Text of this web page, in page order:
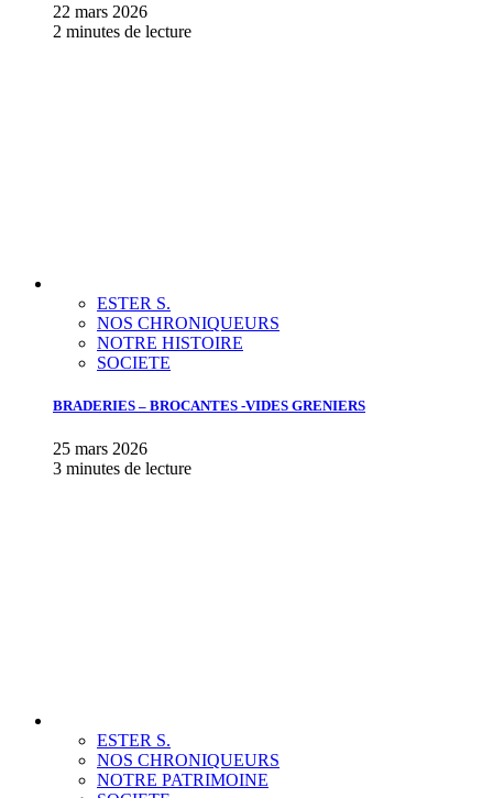
22 mars 2026
2 minutes de lecture
ESTER S.
NOS CHRONIQUEURS
NOTRE HISTOIRE
SOCIETE
BRADERIES – BROCANTES -VIDES GRENIERS
25 mars 2026
3 minutes de lecture
ESTER S.
NOS CHRONIQUEURS
NOTRE PATRIMOINE